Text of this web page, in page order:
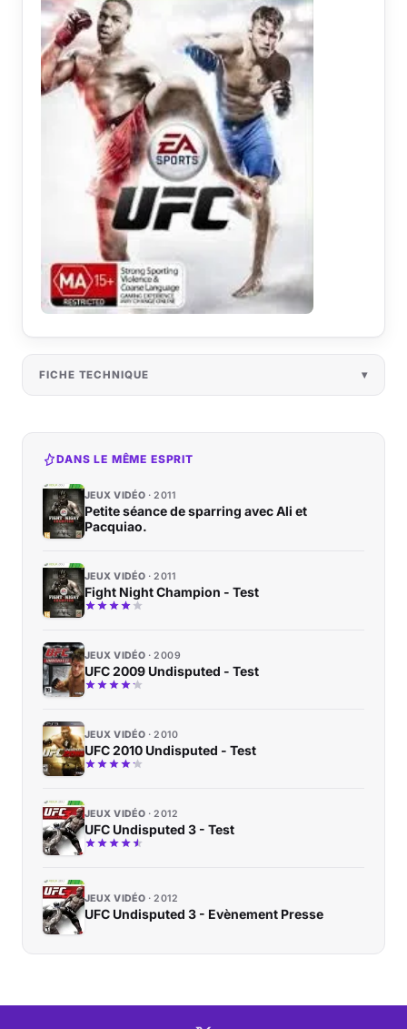
FICHE TECHNIQUE
DANS LE MÊME ESPRIT
JEUX VIDÉO 2011
Petite séance de sparring avec Ali et
Pacquiao.
JEUX VIDÉO 2011
Fight Night Champion - Test
JEUX VIDÉO 2009
UFC 2009 Undisputed - Test
JEUX VIDÉO 2010
UFC 2010 Undisputed - Test
JEUX VIDÉO 2012
UFC Undisputed 3 - Test
JEUX VIDÉO 2012
UFC Undisputed 3 - Evènement Presse